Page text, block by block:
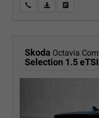
Wir rufen Sie an
PDF-
Skoda Octavia